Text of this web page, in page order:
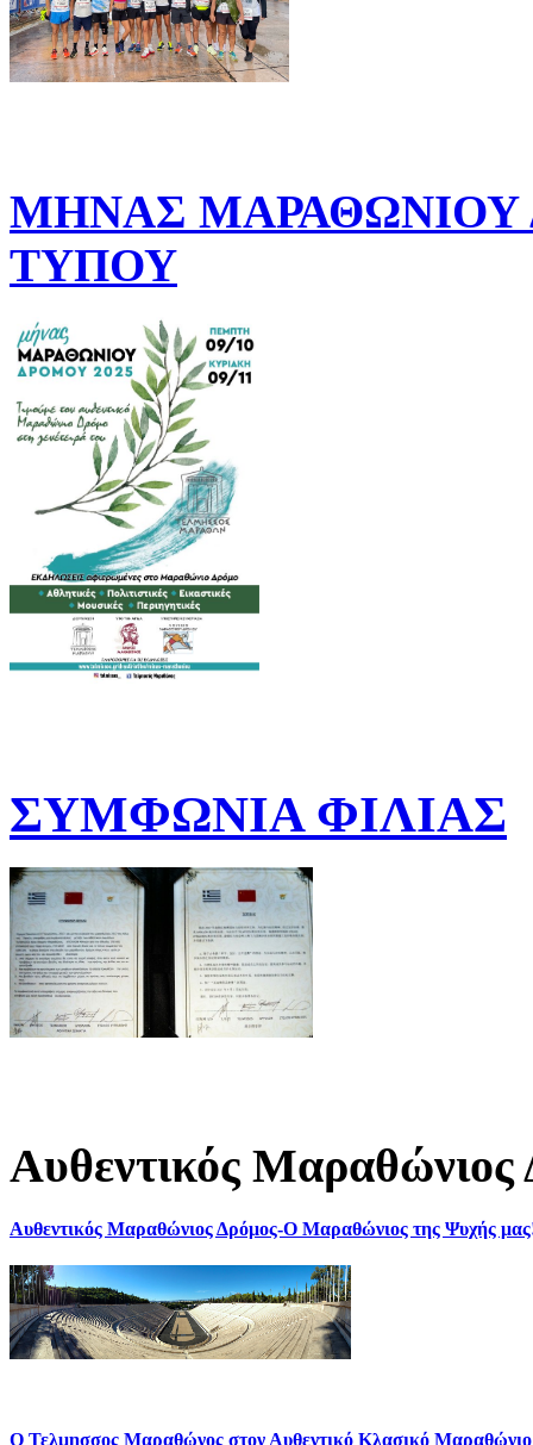
ΜΗΝΑΣ ΜΑΡΑΘΩΝΙΟΥ
ΤΥΠΟΥ
ΣΥΜΦΩΝΙΑ ΦΙΛΙΑΣ
Αυθεντικός Μαραθώνιος
Αυθεντικός Μαραθώνιος Δρόμος-Ο Μαραθώνιος της Ψυχής
Ο Τελμησσος Μαραθώνος στον Αυθεντικό Κλασικό